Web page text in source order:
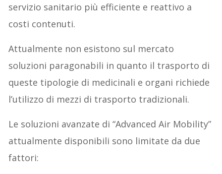
servizio sanitario più efficiente e reattivo a
costi contenuti.
Attualmente non esistono sul mercato
soluzioni paragonabili in quanto il trasporto di
queste tipologie di medicinali e organi richiede
l’utilizzo di mezzi di trasporto tradizionali.
Le soluzioni avanzate di “Advanced Air Mobility”
attualmente disponibili sono limitate da due
fattori: